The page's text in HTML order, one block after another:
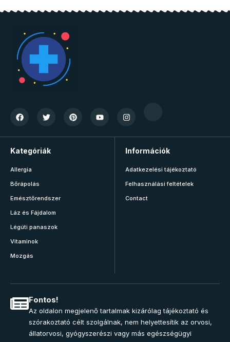
Kategóriák
Allergia
Bőrápolás
Emésztőrendszer
Láz és Fájdalom
Légúti panaszok
Vitaminok
Mozgás
Információk
Adatkezelési tájékoztató
Felhasználási feltételek
Contact
Fontos!
Az oldalon megjelenő tartalmak kizárólag tájékoztató és
szórakoztató célt szolgálnak, nem helyettesítik az orvosi,
állatorvosi, gyógyszerészi vagy más egészségügyi